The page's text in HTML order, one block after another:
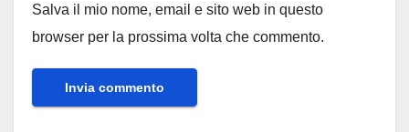
Salva il mio nome, email e sito web in questo
browser per la prossima volta che commento.